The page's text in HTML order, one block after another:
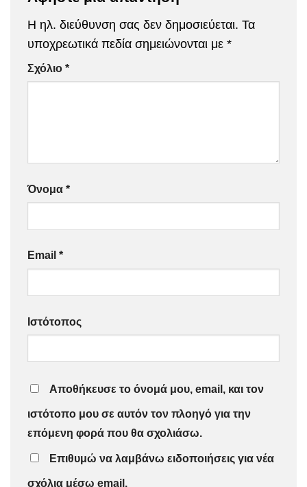
Η ηλ. διεύθυνση σας δεν δημοσιεύεται. Τα
υποχρεωτικά πεδία σημειώνονται με *
Σχόλιο *
Όνομα *
Email *
Ιστότοπος
Αποθήκευσε το όνομά μου, email, και τον
ιστότοπο μου σε αυτόν τον πλοηγό για την
επόμενη φορά που θα σχολιάσω.
Επιθυμώ να λαμβάνω ειδοποιήσεις για νέα
σχόλια μέσω email.